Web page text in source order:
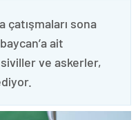
çatışmaları sona
ait
ve askerler,